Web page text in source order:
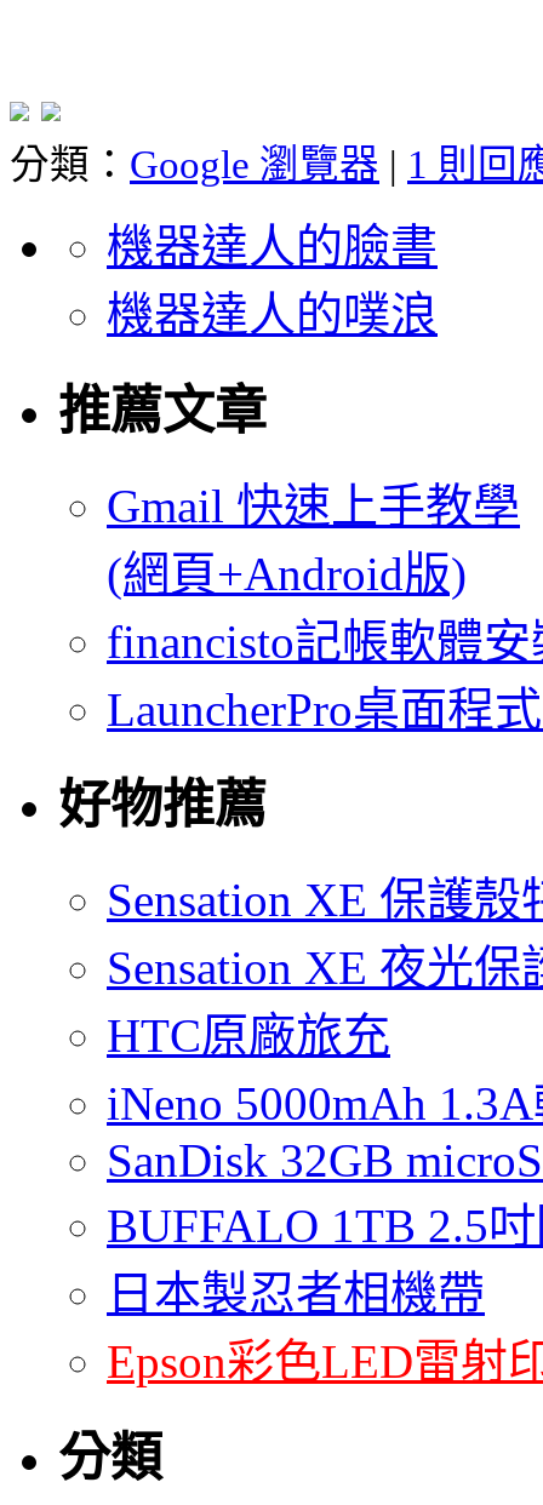
分類： Google 瀏覽器 | 1 則回
機器達人的臉書
機器達人的噗浪
推薦文章
Gmail 快速上手教學
(網頁+Android版)
financisto記帳軟體
LauncherPro桌面程
好物推薦
Sensation XE 保護殼
Sensation XE 夜光
HTC原廠旅充
iNeno 5000mAh
SanDisk 32GB
BUFFALO 1TB 2.5
日本製忍者相機帶
Epson彩色LED雷射
分類